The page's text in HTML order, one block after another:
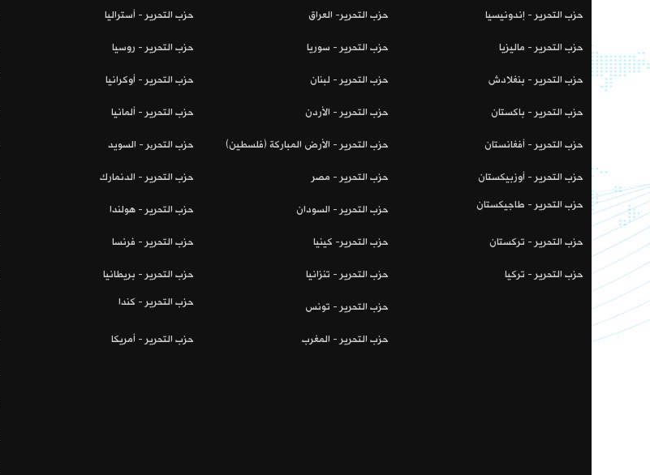
حزب التحرير - إندونيسيا
حزب التحرير - ماليزيا
حزب التحرير - بنغلادش
حزب التحرير - باكستان
حزب التحرير - أفغانستان
حزب التحرير - أوزبيكستان
حزب التحرير - طاجيكستان
حزب التحرير - تركستان
حزب التحرير - تركيا
حزب التحرير- العراق
حزب التحرير - سوريا
حزب التحرير - لبنان
حزب التحرير - الأردن
حزب التحرير - الأرض المباركة (فلسطين)
حزب التحرير - مصر
حزب التحرير - السودان
حزب التحرير- كينيا
حزب التحرير - تنزانيا
حزب التحرير - تونس
حزب التحرير - المغرب
حزب التحرير - أستراليا
حزب التحرير - روسيا
حزب التحرير - أوكرانيا
حزب التحرير - ألمانيا
حزب التحریر - السويد
حزب التحرير - الدنمارك
حزب التحرير - هولندا
حزب التحرير - فرنسا
حزب التحرير - بريطانيا
حزب التحرير - كندا
حزب التحرير - أمريكا